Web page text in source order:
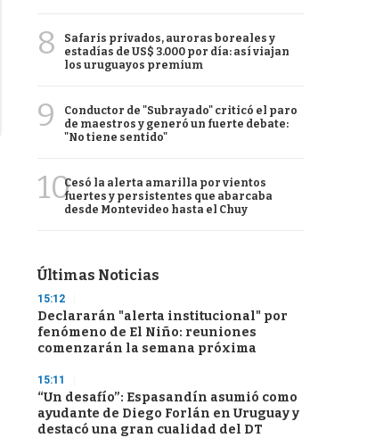
8
Safaris privados, auroras boreales y
estadías de US$ 3.000 por día: así viajan
los uruguayos premium
9
Conductor de "Subrayado" criticó el paro
de maestros y generó un fuerte debate:
"No tiene sentido"
10Cesó la alerta amarilla por vientos
fuertes y persistentes que abarcaba
desde Montevideo hasta el Chuy
Últimas Noticias
15:12
Declararán "alerta institucional" por
fenómeno de El Niño: reuniones
comenzarán la semana próxima
15:11
“Un desafío”: Espasandín asumió como
ayudante de Diego Forlán en Uruguay y
destacó una gran cualidad del DT